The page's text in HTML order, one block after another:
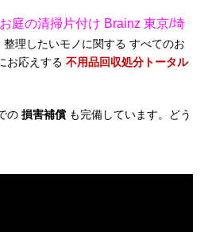
庭の清掃片付け Brainz 東京/埼
理したいモノに関する すべてのお
お応えする 不用品回収処分トータル
の 損害補償 も完備しています。どう